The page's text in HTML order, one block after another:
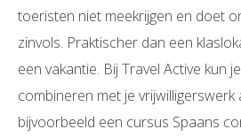
toeristen niet meekrijgen en doet
zinvols. Praktischer dan een
een vakantie. Bij Travel Active kun
combineren met je vrijwilligerswerk
bijvoorbeeld een cursus Spaans